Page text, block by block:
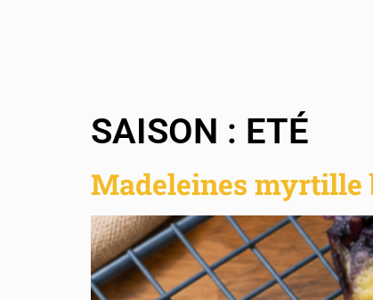
SAISON : ETÉ
Madeleines myrtille